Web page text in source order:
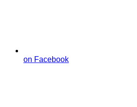
on Facebook